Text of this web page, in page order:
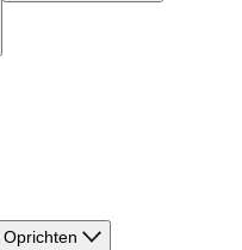
Oprichten